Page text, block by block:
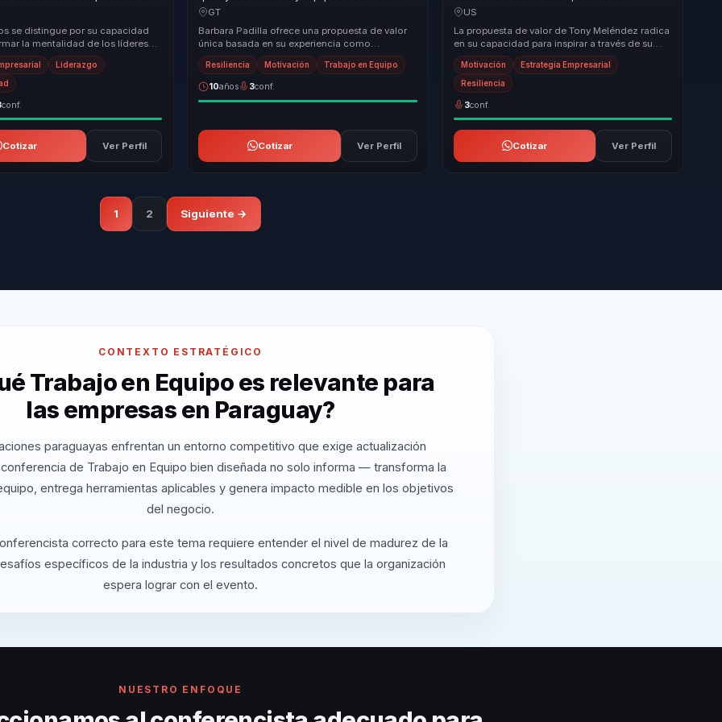
para lideres y
se distingue por su capacidad
la mentalidad de los líderes
llevándolos a adoptar una
Liderazgo
conf.
Cotizar Ver Perfil
adversidad en fortaleza mental, cohesion y
GT
Barbara Padilla ofrece una propuesta de valor
única basada en su experiencia como
montañista y conferencista. Su enfoque en la
transforma...
Resiliencia Motivación Trabajo en Equipo
10años 3conf.
Cotizar Ver Perfil
resiliencia en cohesion y actitud para
US
La propuesta de valor de Tony Meléndez radica
en su capacidad para inspirar a través de su
historia única de superación. Su metodología
s...Motivación Estrategia Empresarial
Resiliencia
3conf.
Cotizar Ver Perfil
1 2 Siguiente →
CONTEXTO ESTRATÉGICO
Trabajo en Equipo es relevante para
las empresas en Paraguay?
paraguayas enfrentan un entorno competitivo que exige actualización
de Trabajo en Equipo bien diseñada no solo informa — transforma la
entrega herramientas aplicables y genera impacto medible en los objetivos
del negocio.
correcto para este tema requiere entender el nivel de madurez de la
específicos de la industria y los resultados concretos que la organización
espera lograr con el evento.
NUESTRO ENFOQUE